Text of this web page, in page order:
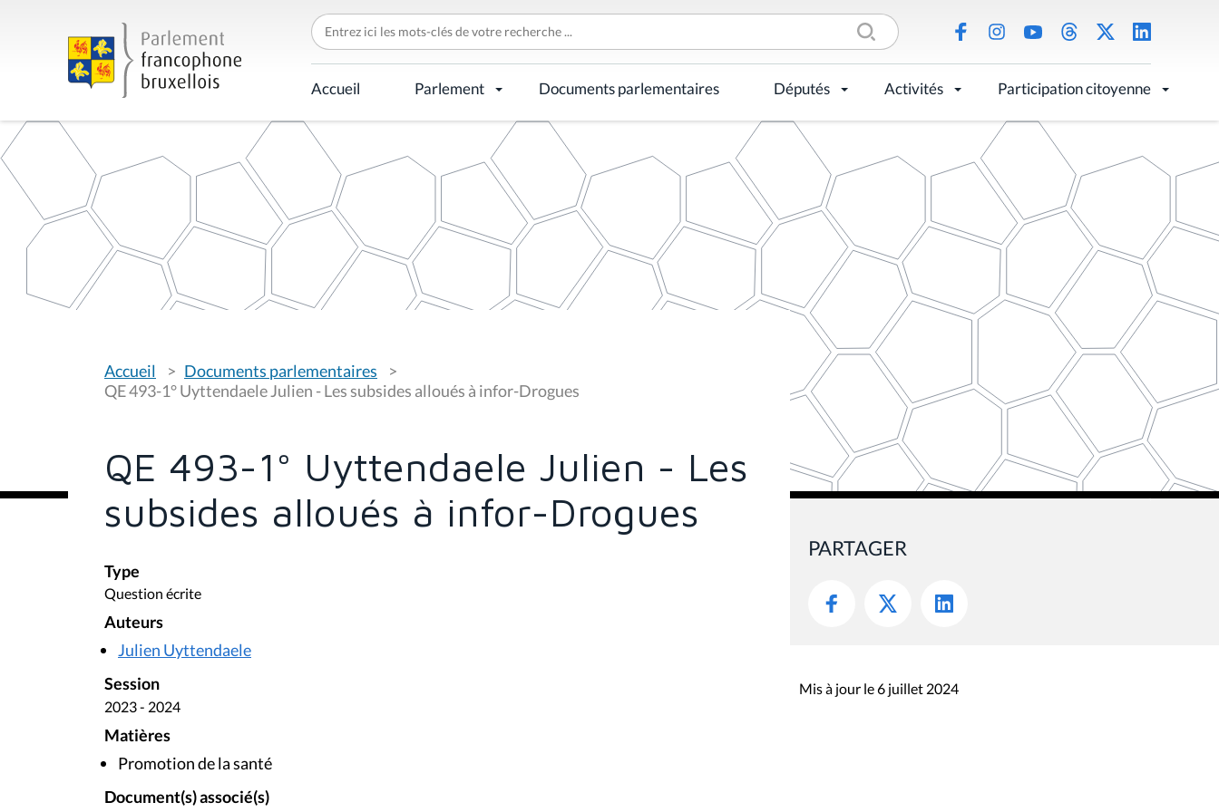
C
h
e
r
c
h
r
p
Accueil Parlement Documents parlementaires Députés Activités Participation citoyenne
o
u
s
s
:
Accueil
Documents parlementaires
QE 493-1° Uyttendaele Julien - Les subsides alloués à infor-Drogues
QE 493-1° Uyttendaele Julien - Les
subsides alloués à infor-Drogues
Type
Question écrite
Auteurs
Julien Uyttendaele
Session
2023 - 2024
Matières
Promotion de la santé
Document(s) associé(s)
PARTAGER
Mis à jour le 6 juillet 2024